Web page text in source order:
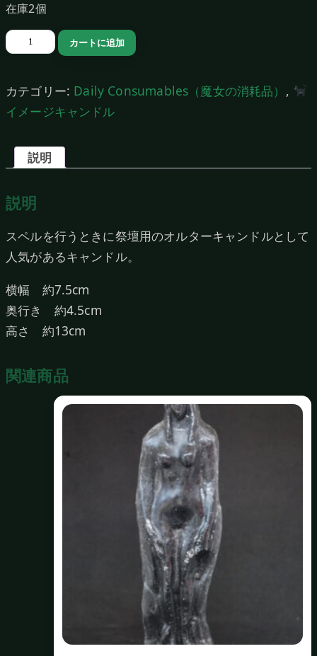
在庫2個
ク
キ
ャ
ド
（Green）
カートに追加
カテゴリー: Daily Consumables（魔女の消耗品） ,
イメージキャンドル
説明
説明
スペルを行うときに祭壇用のオルターキャンドルとして
人気があるキャンドル。
横幅 約7.5cm
奥行き 約4.5cm
高さ 約13cm
関連商品